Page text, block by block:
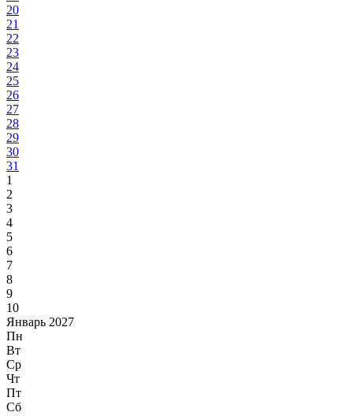
20
21
22
23
24
25
26
27
28
29
30
31
1
2
3
4
5
6
7
8
9
10
Январь 2027
Пн
Вт
Ср
Чт
Пт
Сб